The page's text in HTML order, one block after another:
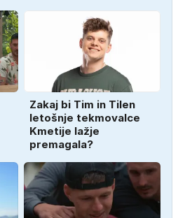
Zakaj bi Tim in Tilen
letošnje tekmovalce
Kmetije lažje
premagala?